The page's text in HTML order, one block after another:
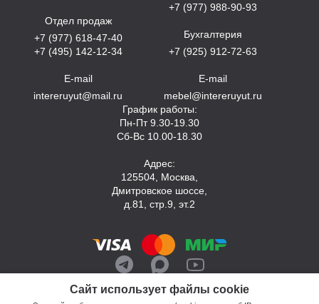
Сайт использует файлы cookie
Отдел продаж
+7 (977) 618-47-40
+7 (495) 142-12-34
E-mail
intereruyut@mail.ru
+7 (977) 988-90-93
Бухгалтерия
+7 (925) 912-72-63
E-mail
mebel@intereruyut.ru
График работы:
Пн-Пт 9.30-19.30
Сб-Вс 10.00-18.30
Адрес:
125504, Москва,
Дмитровское шоссе,
д.81, стр.9, эт.2